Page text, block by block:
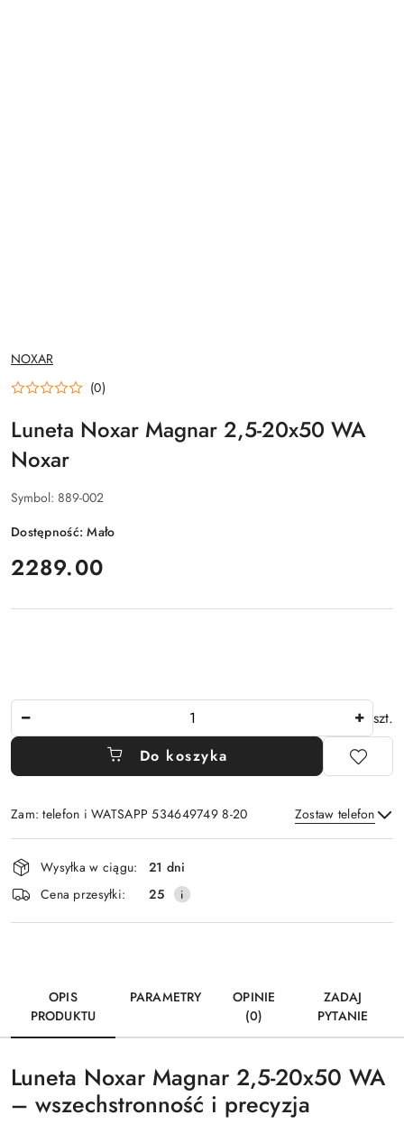
NAZWA
PRODUCENTA:
NOXAR
(0)
Luneta Noxar Magnar 2,5-20x50 WA
Noxar
Symbol: 889-002
Dostępność:Mało
cena:
2289.00
szt.
Do koszyka
Zam: telefon i WATSAPP 534649749 8-20 Zostaw telefon
Wyślij
Dostępność
i
dostawa
Wysyłka w ciągu:
21 dni
Cena przesyłki:
25
OPIS
PRODUKTU
PARAMETRY
OPINIE
(0)
ZADAJ
PYTANIE
Luneta Noxar Magnar 2,5-20x50 WA
– wszechstronność i precyzja